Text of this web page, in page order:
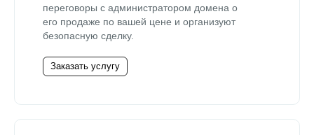
переговоры с администратором домена о
его продаже по вашей цене и организуют
безопасную сделку.
Заказать услугу